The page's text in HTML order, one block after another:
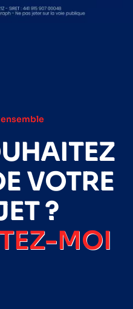
VOTRE
?
MOI